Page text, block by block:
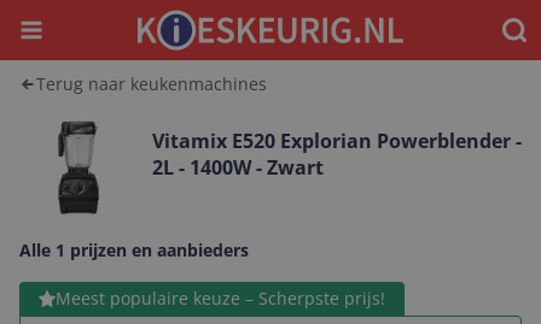
Menu
Terug naar keukenmachines
Vitamix E520 Explorian Powerblender -
2L - 1400W - Zwart
Alle 1 prijzen en aanbieders
Meest populaire keuze – Scherpste prijs!
Bekijk product